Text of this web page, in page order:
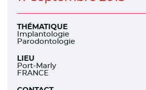
THÉMATIQUE
Implantologie
Parodontologie
LIEU
Port-Marly
FRANCE